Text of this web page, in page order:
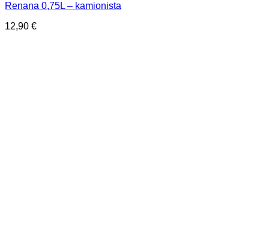
Renana 0,75L – kamionista
12,90 €